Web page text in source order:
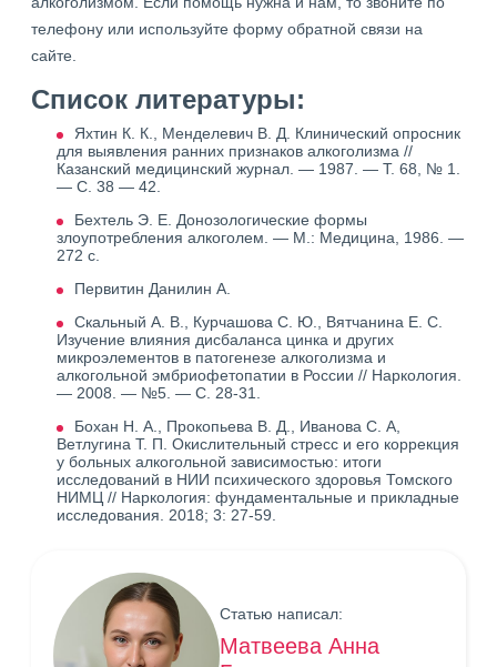
телефону или используйте форму обратной связи на
сайте.
Список литературы:
Яхтин К. К., Менделевич В. Д. Клинический опросник
для выявления ранних признаков алкоголизма //
Казанский медицинский журнал. — 1987. — Т. 68, № 1.
— С. 38 — 42.
Бехтель Э. Е. Донозологические формы
злоупотребления алкоголем. — М.: Медицина, 1986. —
272 с.
Первитин Данилин А.
Скальный А. В., Курчашова С. Ю., Вятчанина Е. С.
Изучение влияния дисбаланса цинка и других
микроэлементов в патогенезе алкоголизма и
алкогольной эмбриофетопатии в России // Наркология.
— 2008. — №5. — С. 28-31.
Бохан Н. А., Прокопьева В. Д., Иванова С. А,
Ветлугина Т. П. Окислительный стресс и его коррекция
у больных алкогольной зависимостью: итоги
исследований в НИИ психического здоровья Томского
НИМЦ // Наркология: фундаментальные и прикладные
исследования. 2018; 3: 27-59.
Статью написал:
Матвеева Анна